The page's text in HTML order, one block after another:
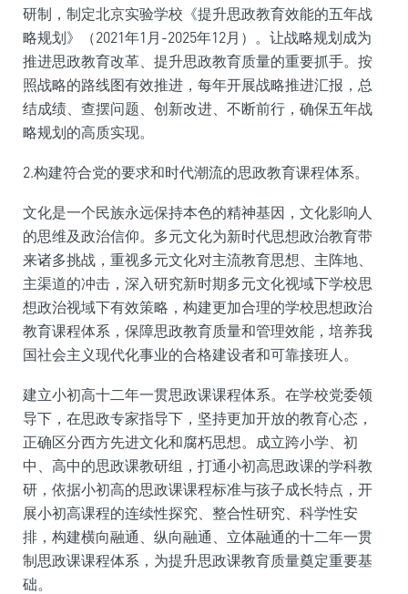
研制，制定北京实验学校《提升思政教育效能的五年战
略规划》（2021年1月-2025年12月）。让战略规划成为
推进思政教育改革、提升思政教育质量的重要抓手。按
照战略的路线图有效推进，每年开展战略推进汇报，总
结成绩、查摆问题、创新改进、不断前行，确保五年战
略规划的高质实现。
2.构建符合党的要求和时代潮流的思政教育课程体系。
文化是一个民族永远保持本色的精神基因，文化影响人
的思维及政治信仰。多元文化为新时代思想政治教育带
来诸多挑战，重视多元文化对主流教育思想、主阵地、
主渠道的冲击，深入研究新时期多元文化视域下学校思
想政治视域下有效策略，构建更加合理的学校思想政治
教育课程体系，保障思政教育质量和管理效能，培养我
国社会主义现代化事业的合格建设者和可靠接班人。
建立小初高十二年一贯思政课课程体系。在学校党委领
导下，在思政专家指导下，坚持更加开放的教育心态，
正确区分西方先进文化和腐朽思想。成立跨小学、初
中、高中的思政课教研组，打通小初高思政课的学科教
研，依据小初高的思政课课程标准与孩子成长特点，开
展小初高课程的连续性探究、整合性研究、科学性安
排，构建横向融通、纵向融通、立体融通的十二年一贯
制思政课课程体系，为提升思政课教育质量奠定重要基
础。